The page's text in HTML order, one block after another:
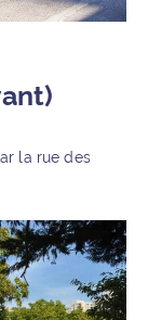
la rue des